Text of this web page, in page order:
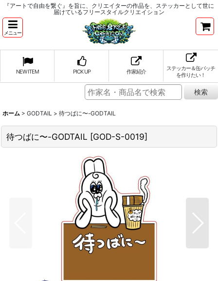
『アートで自由を繋ぐ』を旨に、クリエイターの作品を、ステッカーとして世に
届けているフリースタイルクリエイション
メニュー
NEW ITEM PICK UP 作家紹介
ステッカー＆缶バッチ
を作りたい！
ホーム > GODTAIL > 待つばに〜-GODTAIL
待つばに〜-GODTAIL [GOD-S-0019]